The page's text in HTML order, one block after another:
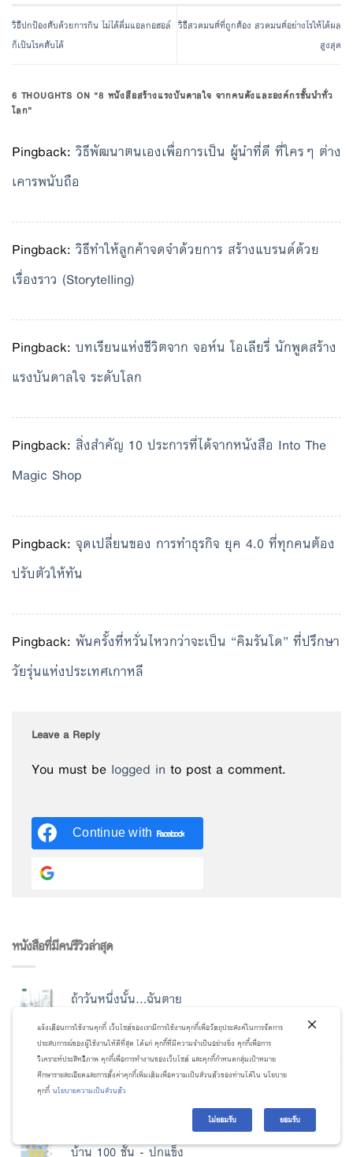
วิธีปกป้องตับด้วยการกิน ไม่ได้ดื่มแอลกอฮอล์
ก็เป็นโรคตับได้
วิธีสวดมนต์ที่ถูกต้อง สวดมนต์อย่างไรให้ได้ผล
สูงสุด
6 THOUGHTS ON “8 หนังสือสร้างแรงบันดาลใจ จากคนดังและองค์กรชั้นนำทั่ว
โลก”
Pingback: วิธีพัฒนาตนเองเพื่อการเป็น ผู้นำที่ดี ที่ใครๆ ต่าง
เคารพนับถือ
Pingback: วิธีทำให้ลูกค้าจดจำด้วยการ สร้างแบรนด์ด้วย
เรื่องราว (Storytelling)
Pingback: บทเรียนแห่งชีวิตจาก จอห์น โอเลียรี่ นักพูดสร้าง
แรงบันดาลใจ ระดับโลก
Pingback: สิ่งสำคัญ 10 ประการที่ได้จากหนังสือ Into The
Magic Shop
Pingback: จุดเปลี่ยนของ การทำธุรกิจ ยุค 4.0 ที่ทุกคนต้อง
ปรับตัวให้ทัน
Pingback: พันครั้งที่หวั่นไหวกว่าจะเป็น “คิมรันโด” ที่ปรึกษา
วัยรุ่นแห่งประเทศเกาหลี
Leave a Reply
You must be logged in to post a comment.
Continue with Facebook
หนังสือที่มีคนรีวิวล่าสุด
ถ้าวันหนึ่งนั้น...ฉันตาย
Rated5out
of 5
by สุพรรษา สุระถาวร
แด่คุณที่กลัวการเปลี่ยนแปลงมาตลอดชีวิต
บ้าน 100 ชั้น - ปกแข็ง
แจ้งเตือนการใช้งานคุกกี้ เว็บไซต์ของเรามีการใช้งานคุกกี้เพื่อวัตถุประสงค์ในการจัดการ
ประสบการณ์ของผู้ใช้งานให้ดีที่สุด ได้แก่ คุกกี้ที่มีความจำเป็นอย่างยิ่ง คุกกี้เพื่อการ
วิเคราะห์ประสิทธิภาพ คุกกี้เพื่อการทำงานของเว็บไซต์ และคุกกี้กำหนดกลุ่มเป้าหมาย
ศึกษารายละเอียดและการตั้งค่าคุกกี้เพิ่มเติมเพื่อความเป็นส่วนตัวของท่านได้ใน นโยบาย
คุกกี้ นโยบายความเป็นส่วนตัว
ไม่ยอมรับ ยอมรับ